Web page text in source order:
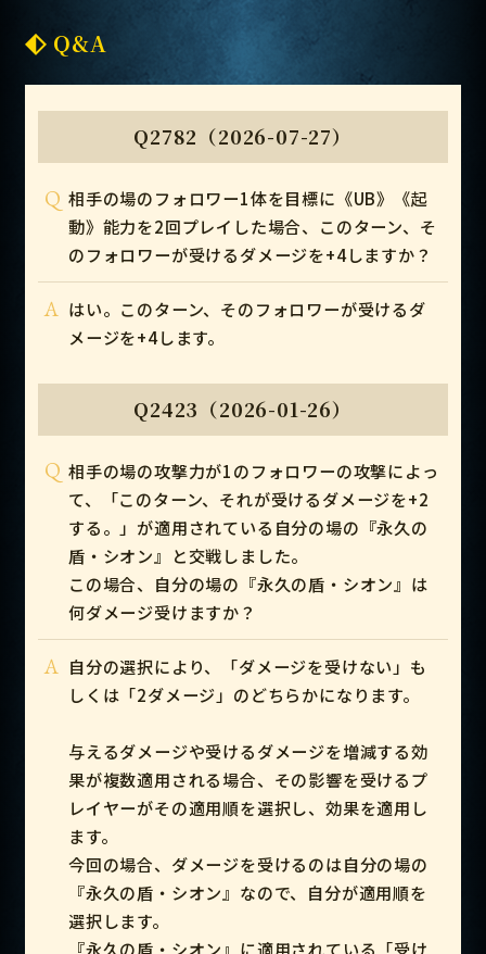
Q&A
Q2782（2026-07-27）
Q 相手の場のフォロワー1体を目標に《UB》《起
動》能力を2回プレイした場合、このターン、そ
のフォロワーが受けるダメージを+4しますか？
A はい。このターン、そのフォロワーが受けるダ
メージを+4します。
Q2423（2026-01-26）
Q 相手の場の攻撃力が1のフォロワーの攻撃によっ
て、「このターン、それが受けるダメージを+2
する。」が適用されている自分の場の『永久の
盾・シオン』と交戦しました。
この場合、自分の場の『永久の盾・シオン』は
何ダメージ受けますか？
A 自分の選択により、「ダメージを受けない」も
しくは「2ダメージ」のどちらかになります。
与えるダメージや受けるダメージを増減する効
果が複数適用される場合、その影響を受けるプ
レイヤーがその適用順を選択し、効果を適用し
ます。
今回の場合、ダメージを受けるのは自分の場の
『永久の盾・シオン』なので、自分が適用順を
選択します。
『永久の盾・シオン』に適用されている「受け